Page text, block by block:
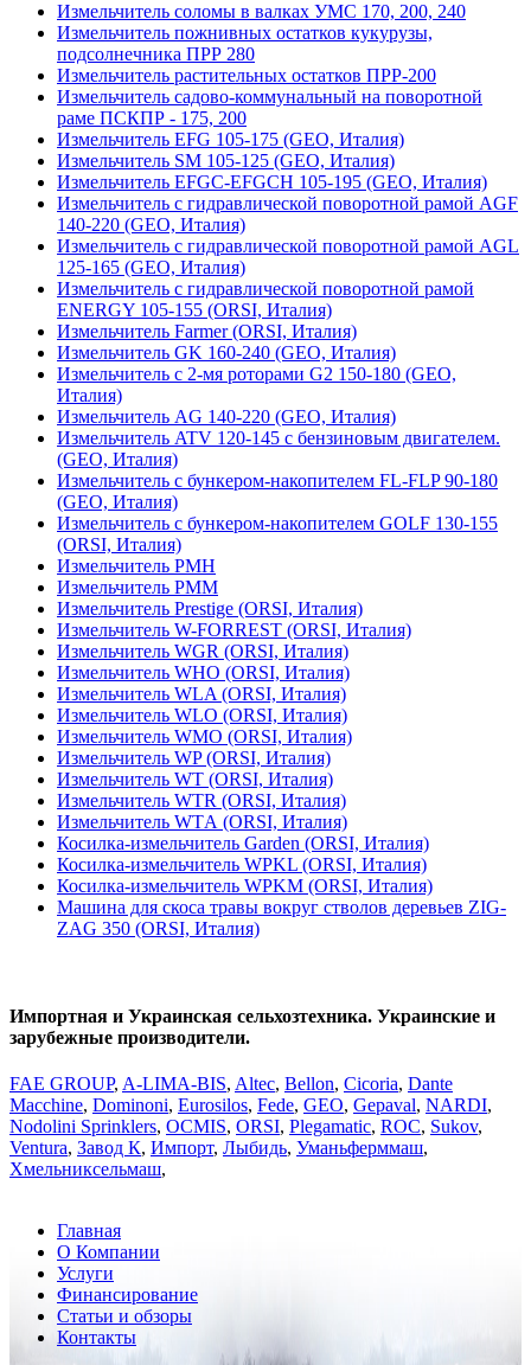
Измельчитель соломы в валках УМС 170, 200, 240
Измельчитель пожнивных остатков кукурузы,
подсолнечника ПРР 280
Измельчитель растительных остатков ПРР-200
Измельчитель садово-коммунальный на поворотной
раме ПСКПР - 175, 200
Измельчитель EFG 105-175 (GEO, Италия)
Измельчитель SM 105-125 (GEO, Италия)
Измельчитель EFGC-EFGCH 105-195 (GEO, Италия)
Измельчитель с гидравлической поворотной рамой AGF
140-220 (GEO, Италия)
Измельчитель с гидравлической поворотной рамой AGL
125-165 (GEO, Италия)
Измельчитель с гидравлической поворотной рамой
ENERGY 105-155 (ORSI, Италия)
Измельчитель Farmer (ORSI, Италия)
Измельчитель GK 160-240 (GEO, Италия)
Измельчитель с 2-мя роторами G2 150-180 (GEO,
Италия)
Измельчитель AG 140-220 (GEO, Италия)
Измельчитель ATV 120-145 с бензиновым двигателем.
(GEO, Италия)
Измельчитель с бункером-накопителем FL-FLP 90-180
(GEO, Италия)
Измельчитель с бункером-накопителем GOLF 130-155
(ORSI, Италия)
Измельчитель PMH
Измельчитель PMM
Измельчитель Prestige (ORSI, Италия)
Измельчитель W-FORREST (ORSI, Италия)
Измельчитель WGR (ORSI, Италия)
Измельчитель WHO (ORSI, Италия)
Измельчитель WLA (ORSI, Италия)
Измельчитель WLO (ORSI, Италия)
Измельчитель WMO (ORSI, Италия)
Измельчитель WP (ORSI, Италия)
Измельчитель WT (ORSI, Италия)
Измельчитель WTR (ORSI, Италия)
Измельчитель WTА (ORSI, Италия)
Косилка-измельчитель Garden (ORSI, Италия)
Косилка-измельчитель WPKL (ORSI, Италия)
Косилка-измельчитель WPKM (ORSI, Италия)
Машина для скоса травы вокруг стволов деревьев ZIG-
ZAG 350 (ORSI, Италия)
Импортная и Украинская сельхозтехника. Украинские и
зарубежные производители.
FAE GROUP, A-LIMA-BIS, Altec, Bellon, Cicoria, Dante
Macchine, Dominoni, Eurosilos, Fede, GEO, Gepaval, NARDI,
Nodolini Sprinklers, OCMIS, ORSI, Plegаmatic, ROC, Sukov,
Ventura, Завод К, Импорт, Лыбидь, Уманьферммаш,
Хмельниксельмаш,
Главная
О Компании
Услуги
Финансирование
Статьи и обзоры
Контакты